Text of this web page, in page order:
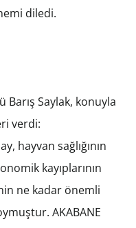
diledi.
Barış Saylak, konuyla
verdi:
hayvan sağlığının
kayıplarının
ne kadar önemli
AKABANE